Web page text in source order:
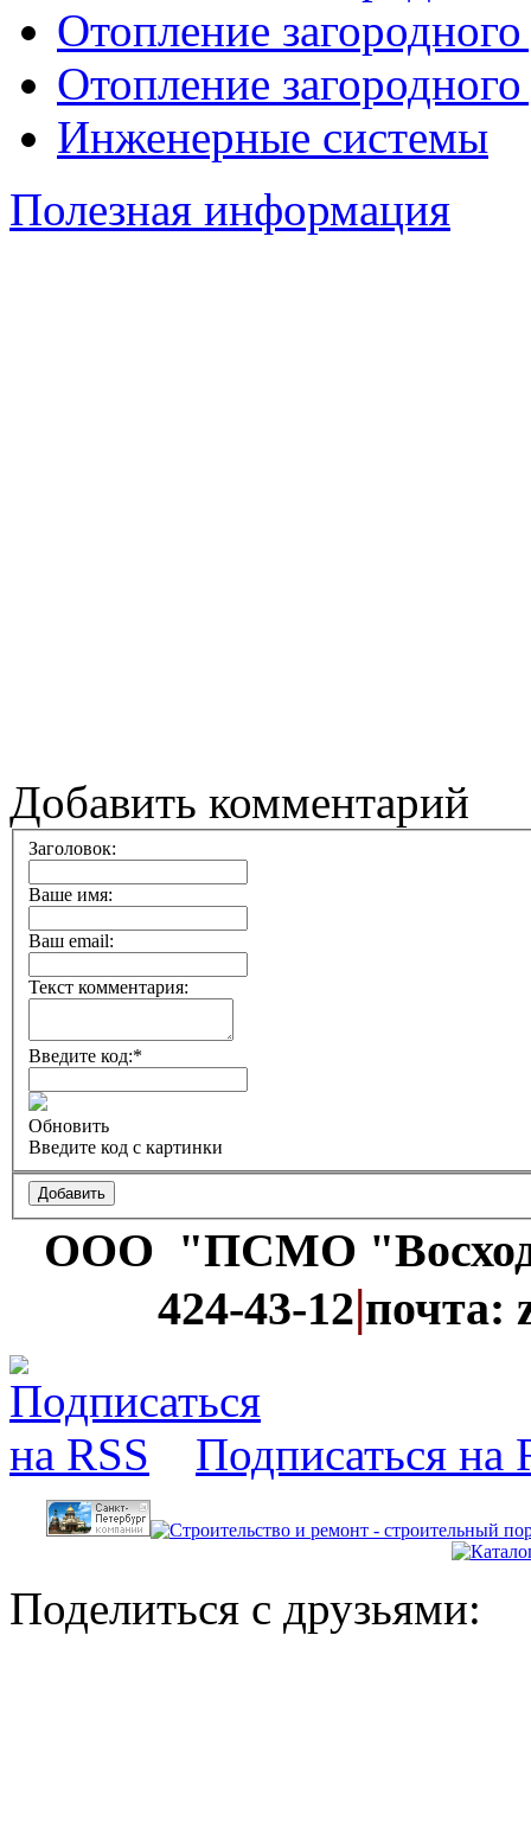
Отопление
Отопление
Инженерные системы
Полезная информация
Добавить комментарий
Заголовок:
Ваше имя:
Ваш email:
Текст комментария:
Введите код:*
Обновить
Введите код с картинки
ООО "ПСМО
424-43-12|почта:
Подписаться на
Поделиться с друзьями: